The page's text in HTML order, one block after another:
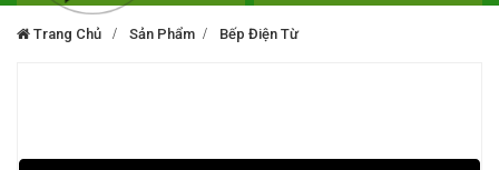
Trang Chủ Sản Phẩm Bếp Điện Từ